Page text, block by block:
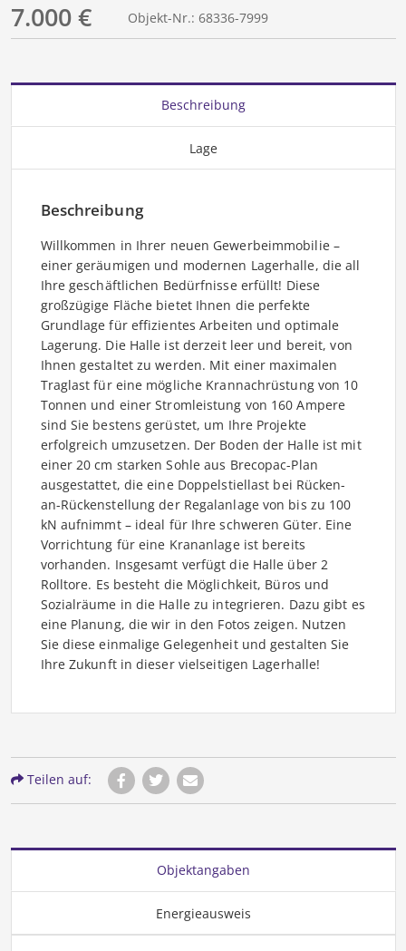
7.000 € Objekt-Nr.: 68336-7999
Beschreibung
Lage
Beschreibung
Willkommen in Ihrer neuen Gewerbeimmobilie –
einer geräumigen und modernen Lagerhalle, die all
Ihre geschäftlichen Bedürfnisse erfüllt! Diese
großzügige Fläche bietet Ihnen die perfekte
Grundlage für effizientes Arbeiten und optimale
Lagerung. Die Halle ist derzeit leer und bereit, von
Ihnen gestaltet zu werden. Mit einer maximalen
Traglast für eine mögliche Krannachrüstung von 10
Tonnen und einer Stromleistung von 160 Ampere
sind Sie bestens gerüstet, um Ihre Projekte
erfolgreich umzusetzen. Der Boden der Halle ist mit
einer 20 cm starken Sohle aus Brecopac-Plan
ausgestattet, die eine Doppelstiellast bei Rücken-
an-Rückenstellung der Regalanlage von bis zu 100
kN aufnimmt – ideal für Ihre schweren Güter. Eine
Vorrichtung für eine Krananlage ist bereits
vorhanden. Insgesamt verfügt die Halle über 2
Rolltore. Es besteht die Möglichkeit, Büros und
Sozialräume in die Halle zu integrieren. Dazu gibt es
eine Planung, die wir in den Fotos zeigen. Nutzen
Sie diese einmalige Gelegenheit und gestalten Sie
Ihre Zukunft in dieser vielseitigen Lagerhalle!
Teilen auf:
Objektangaben
Energieausweis